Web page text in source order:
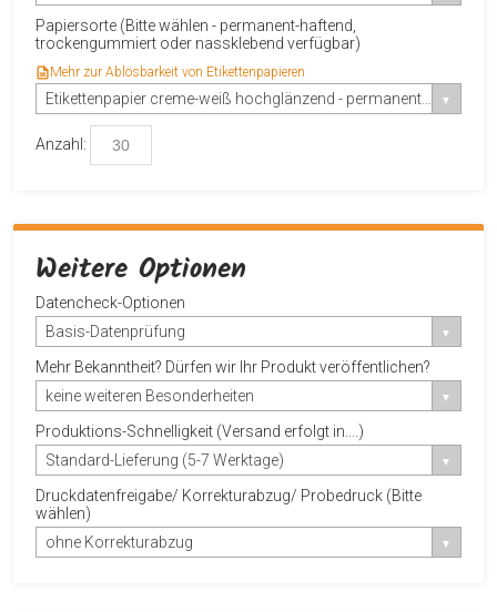
Papiersorte (Bitte wählen - permanent-haftend,
trockengummiert oder nassklebend verfügbar)
Mehr zur Ablösbarkeit von Etikettenpapieren
Anzahl:
Weitere Optionen
Datencheck-Optionen
Basis-Datenprüfung
Mehr Bekanntheit? Dürfen wir Ihr Produkt veröffentlichen?
keine weiteren Besonderheiten
Produktions-Schnelligkeit (Versand erfolgt in....)
Standard-Lieferung (5-7 Werktage)
Druckdatenfreigabe/ Korrekturabzug/ Probedruck (Bitte
wählen)
ohne Korrekturabzug